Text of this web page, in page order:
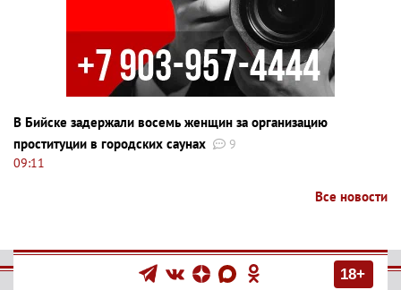
В Бийске задержали восемь женщин за организацию
проституции в городских саунах
9
09:11
Все новости
18+